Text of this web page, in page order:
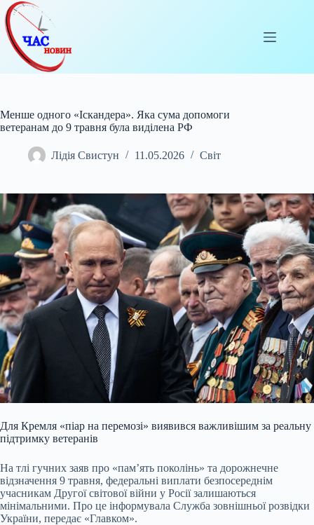
Перейти
до
вмісту
Менше одного «Іскандера». Яка сума допомоги
ветеранам до 9 травня була виділена РФ
Лідія Свистун 11.05.2026 Світ
Для Кремля «піар на перемозі» виявився важливішим за реальну
підтримку ветеранів
На тлі гучних заяв про «пам’ять поколінь» та дорожнечне
відзначення 9 травня, федеральні виплати безпосереднім
учасникам Другої світової війни у Росії залишаються
мінімальними. Про це інформувала Служба зовнішньої розвідки
України, передає «Главком».